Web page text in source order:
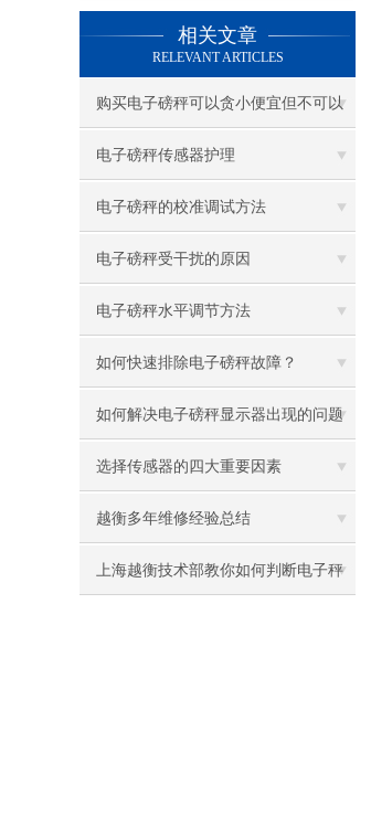
相关文章
RELEVANT ARTICLES
购买电子磅秤可以贪小便宜但不可以
贪便宜！
电子磅秤传感器护理
电子磅秤的校准调试方法
电子磅秤受干扰的原因
电子磅秤水平调节方法
如何快速排除电子磅秤故障？
如何解决电子磅秤显示器出现的问题
选择传感器的四大重要因素
越衡多年维修经验总结
上海越衡技术部教你如何判断电子秤